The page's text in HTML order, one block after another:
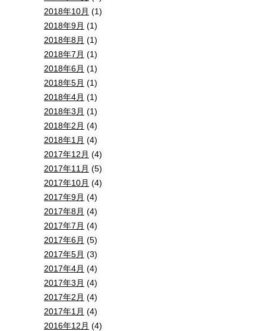
2018年10月 (1)
2018年9月 (1)
2018年8月 (1)
2018年7月 (1)
2018年6月 (1)
2018年5月 (1)
2018年4月 (1)
2018年3月 (1)
2018年2月 (4)
2018年1月 (4)
2017年12月 (4)
2017年11月 (5)
2017年10月 (4)
2017年9月 (4)
2017年8月 (4)
2017年7月 (4)
2017年6月 (5)
2017年5月 (3)
2017年4月 (4)
2017年3月 (4)
2017年2月 (4)
2017年1月 (4)
2016年12月 (4)